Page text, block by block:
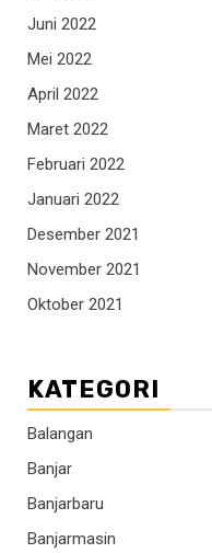
Juni 2022
Mei 2022
April 2022
Maret 2022
Februari 2022
Januari 2022
Desember 2021
November 2021
Oktober 2021
KATEGORI
Balangan
Banjar
Banjarbaru
Banjarmasin